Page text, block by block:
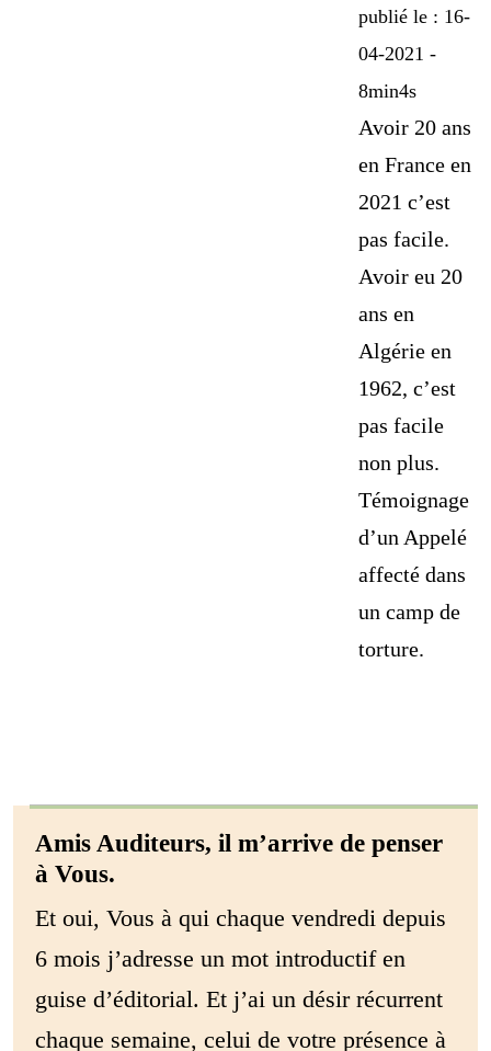
publié le : 16-
04-2021 -
8min4s
Avoir 20 ans
en France en
2021 c’est
pas facile.
Avoir eu 20
ans en
Algérie en
1962, c’est
pas facile
non plus.
Témoignage
d’un Appelé
affecté dans
un camp de
torture.
Amis Auditeurs, il m’arrive de penser
à Vous.
Et oui, Vous à qui chaque vendredi depuis
6 mois j’adresse un mot introductif en
guise d’éditorial. Et j’ai un désir récurrent
chaque semaine, celui de votre présence à